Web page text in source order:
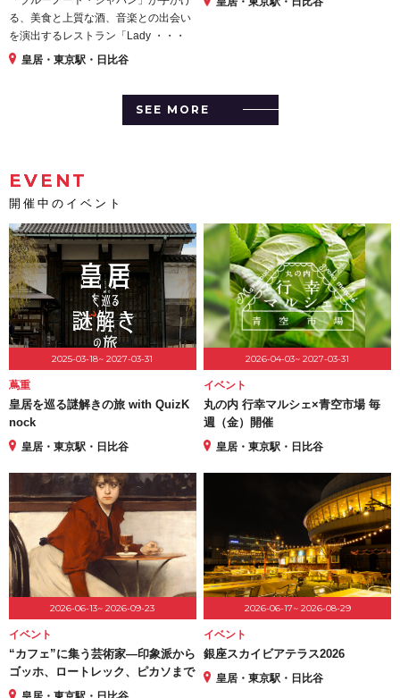
る、美食と上質な酒、音楽との出会い
を演出するレストラン「Lady ・・・
皇居・東京駅・日比谷
SEE MORE
EVENT
開催中のイベント
2025-03-18~ 2027-03-31
蔦重
皇居を巡る謎解きの旅 with QuizK
nock
皇居・東京駅・日比谷
2026-04-03~ 2027-03-31
イベント
丸の内 行幸マルシェ×青空市場 毎
週（金）開催
皇居・東京駅・日比谷
2026-06-13~ 2026-09-23
イベント
“カフェ”に集う芸術家―印象派から
ゴッホ、ロートレック、ピカソまで
2026-06-17~ 2026-08-29
イベント
銀座スカイビアテラス2026
皇居・東京駅・日比谷